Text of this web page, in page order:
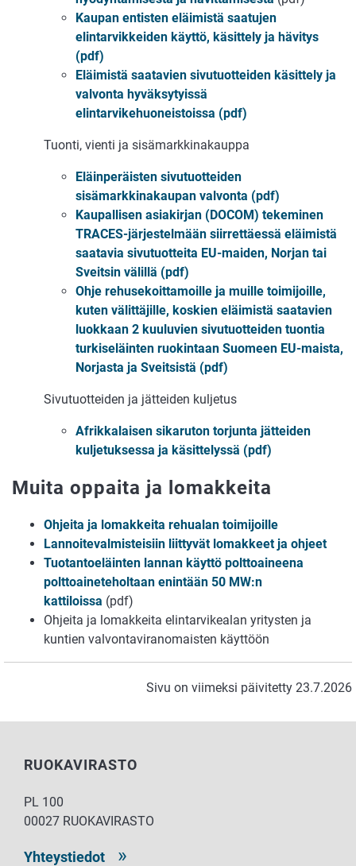
Kaupan entisten eläimistä saatujen
elintarvikkeiden käyttö, käsittely ja hävitys
(pdf)
Eläimistä saatavien sivutuotteiden käsittely ja
valvonta hyväksytyissä
elintarvikehuoneistoissa (pdf)
Tuonti, vienti ja sisämarkkinakauppa
Eläinperäisten sivutuotteiden
sisämarkkinakaupan valvonta (pdf)
Kaupallisen asiakirjan (DOCOM) tekeminen
TRACES-järjestelmään siirrettäessä eläimistä
saatavia sivutuotteita EU-maiden, Norjan tai
Sveitsin välillä (pdf)
Ohje rehusekoittamoille ja muille toimijoille,
kuten välittäjille, koskien eläimistä saatavien
luokkaan 2 kuuluvien sivutuotteiden tuontia
turkiseläinten ruokintaan Suomeen EU-maista,
Norjasta ja Sveitsistä (pdf)
Sivutuotteiden ja jätteiden kuljetus
Afrikkalaisen sikaruton torjunta jätteiden
kuljetuksessa ja käsittelyssä (pdf)
Muita oppaita ja lomakkeita
Ohjeita ja lomakkeita rehualan toimijoille
Lannoitevalmisteisiin liittyvät lomakkeet ja ohjeet
Tuotantoeläinten lannan käyttö polttoaineena
polttoaineteholtaan enintään 50 MW:n
kattiloissa (pdf)
Ohjeita ja lomakkeita elintarvikealan yritysten ja
kuntien valvontaviranomaisten käyttöön
Sivu on viimeksi päivitetty 23.7.2026
RUOKAVIRASTO
PL 100
00027 RUOKAVIRASTO
Yhteystiedot